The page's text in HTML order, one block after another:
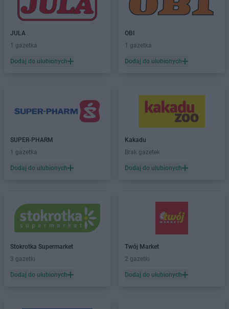
JULA
1 gazetka
Dodaj do ulubionych
OBI
1 gazetka
Dodaj do ulubionych
SUPER-PHARM
1 gazetka
Dodaj do ulubionych
Kakadu
Brak gazetek
Dodaj do ulubionych
Stokrotka Supermarket
3 gazetki
Dodaj do ulubionych
Twój Market
2 gazetki
Dodaj do ulubionych